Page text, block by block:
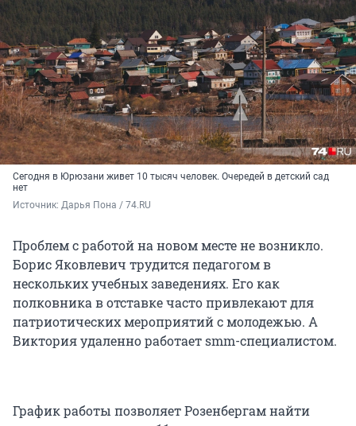
Сегодня в Юрюзани живет 10 тысяч человек. Очередей в детский сад
нет
Источник: Дарья Пона / 74.RU
Проблем с работой на новом месте не возникло.
Борис Яковлевич трудится педагогом в
нескольких учебных заведениях. Его как
полковника в отставке часто привлекают для
патриотических мероприятий с молодежью. А
Виктория удаленно работает smm-специалистом.
График работы позволяет Розенбергам найти